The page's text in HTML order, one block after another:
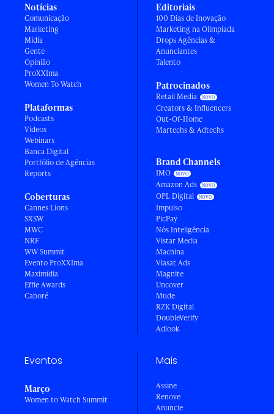
Notícias
Comunicação
Marketing
Mídia
Gente
Opinião
ProXXIma
Women To Watch
Plataformas
Podcasts
Vídeos
Webinars
Banca Digital
Portfólio de Agências
Reports
Coberturas
Cannes Lions
SXSW
MWC
NRF
WW Summit
Evento ProXXIma
Maximídia
Effie Awards
Caboré
Editoriais
100 Dias de Inovação
Marketing na Olimpíada
Drops Agências &
Anunciantes
Talento
Patrocinados
Retail Media
Creators & Influencers
Out-Of-Home
Martechs & Adtechs
Brand Channels
IMO
Amazon Ads
OPL Digital
Impulso
PicPay
Nós Inteligência
Vistar Media
Machina
Viasat Ads
Magnite
Uncover
Mude
RZK Digital
DoubleVerify
Adlook
Eventos
Março
Women to Watch Summit
Mais
Assine
Renove
Anuncie